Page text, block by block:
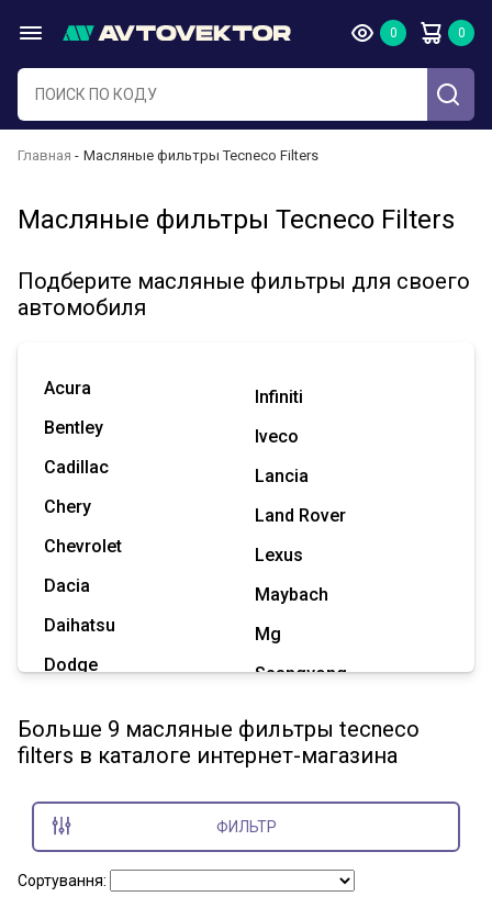
Главная Масляные фильтры Tecneco Filters
Масляные фильтры Tecneco Filters
Подберите масляные фильтры для своего
автомобиля
Acura
Bentley
Cadillac
Chery
Chevrolet
Dacia
Daihatsu
Dodge
Great Wall
Hummer
Infiniti
Iveco
Lancia
Land Rover
Lexus
Maybach
Mg
Ssangyong
Tesla
Показать все марки
Больше 9 масляные фильтры tecneco
filters в каталоге интернет-магазина
ФИЛЬТР
Сортування: